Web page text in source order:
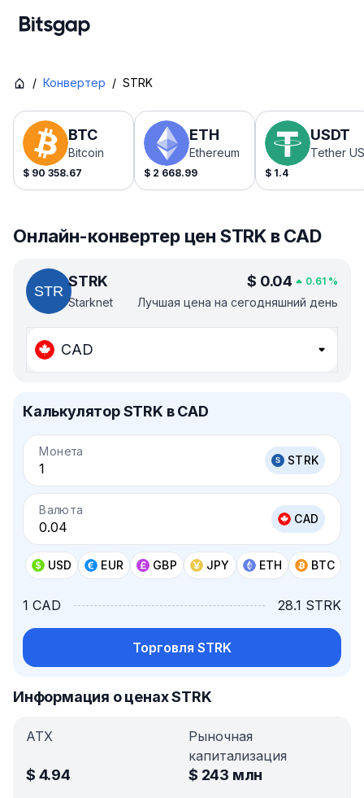
/ Конвертер / STRK
BTC
Bitcoin
$ 90 358.67
ETH
Ethereum
$ 2 668.99
USDT
Tether
$ 1.4
Онлайн-конвертер цен STRK в CAD
STRK
Starknet
$ 0.04 0.61 %
Лучшая цена на сегодняшний день
CAD
Калькулятор STRK в CAD
Монета
STRK
Валюта
CAD
USD EUR GBP JPY ETH BTC
1 CAD 28.1 STRK
Торговля STRK
Информация о ценах STRK
АТХ
$ 4.94
Рыночная
капитализация
$ 243 млн